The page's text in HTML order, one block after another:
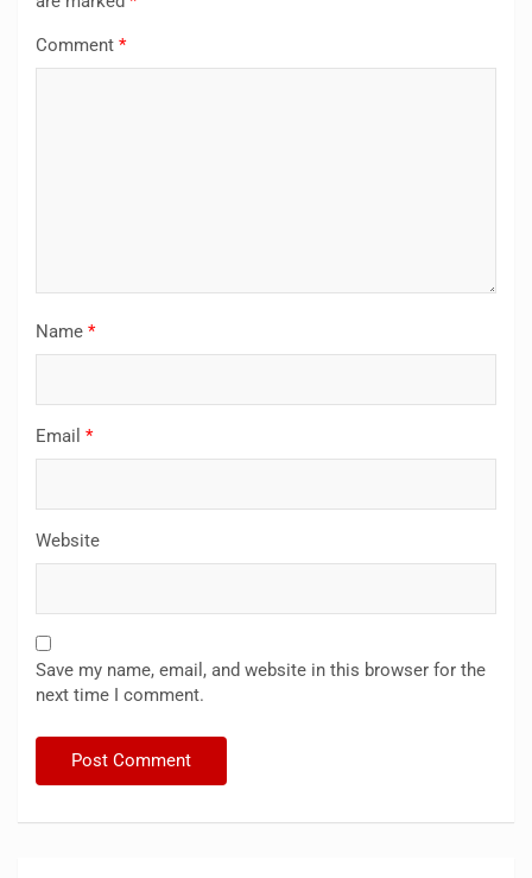
Comment *
Name *
Email *
Website
Save my name, email, and website in this browser for the
next time I comment.